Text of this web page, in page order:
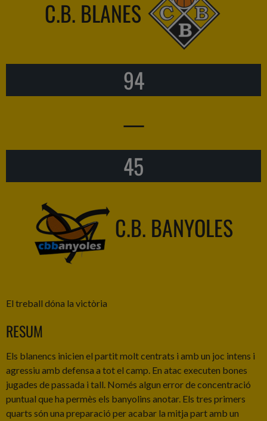
C.B. BLANES
94
—
45
C.B. BANYOLES
El treball dóna la victòria
RESUM
Els blanencs inicien el partit molt centrats i amb un joc intens i
agressiu amb defensa a tot el camp. En atac executen bones
jugades de passada i tall. Només algun error de concentració
puntual que ha permès els banyolins anotar. Els tres primers
quarts són una preparació per acabar la mitja part amb un